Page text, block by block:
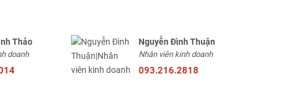
Thảo
doanh
Nguyễn Đình Thuận
Nhân viên kinh doanh
093.216.2818